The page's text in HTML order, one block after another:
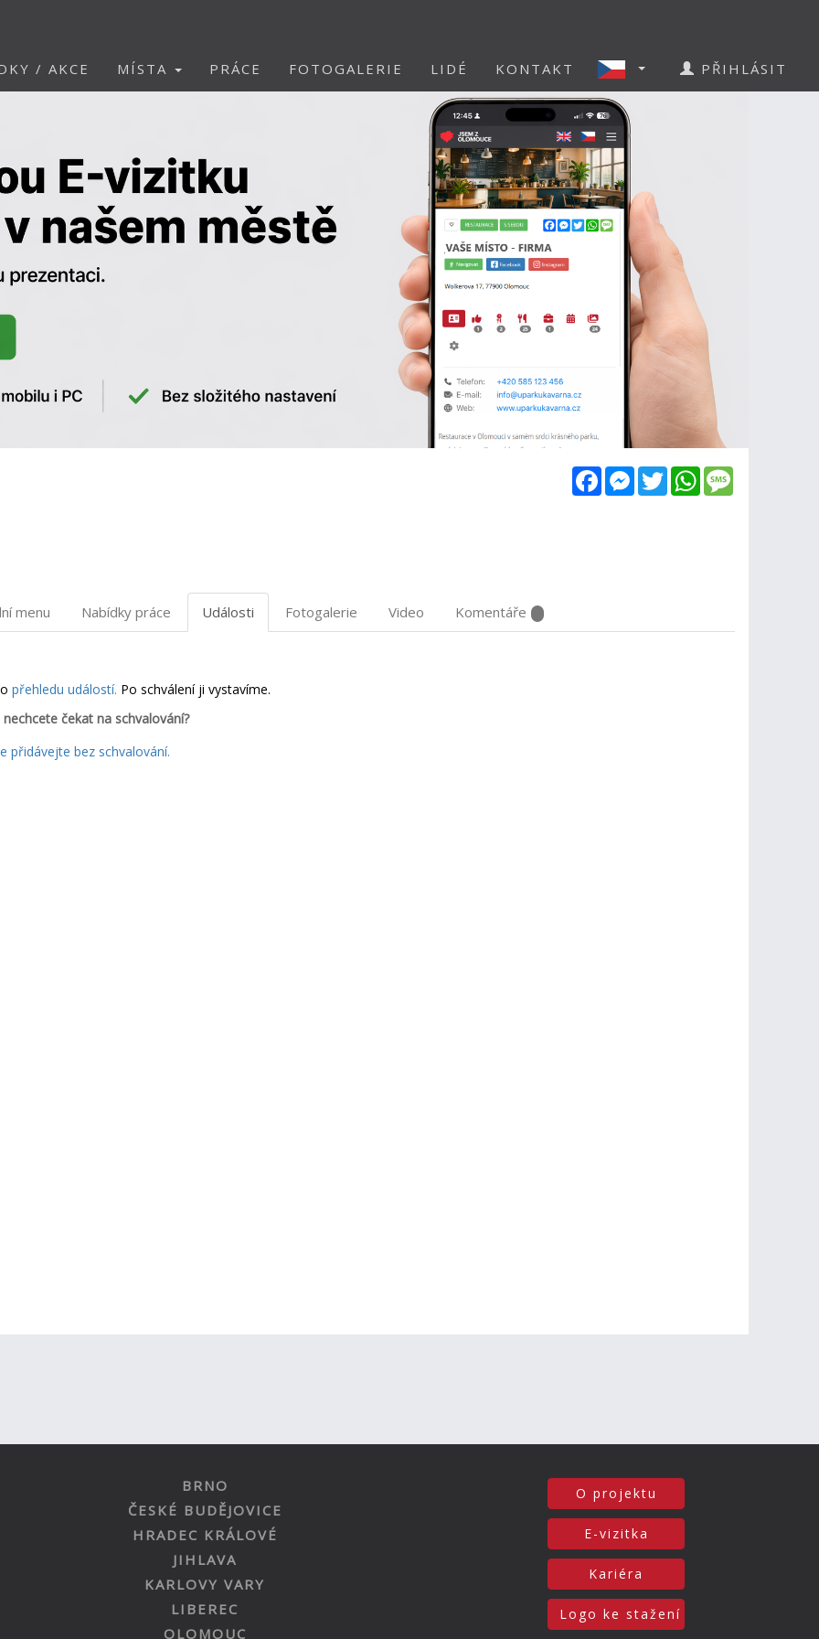
/ AKCE MÍSTA PRÁCE FOTOGALERIE LIDÉ KONTAKT PŘIHLÁSIT
FacebookMessenger
TwitterWhatsApp
menu Nabídky práce Události Fotogalerie Video Komentáře
přehledu událostí. Po schválení ji vystavíme.
čekat na schvalování?
přidávejte bez schvalování.
BRNO
ČESKÉ BUDĚJOVICE
HRADEC KRÁLOVÉ
JIHLAVA
KARLOVY VARY
LIBEREC
OLOMOUC
O projektu
E-vizitka
Kariéra
Logo ke stažení